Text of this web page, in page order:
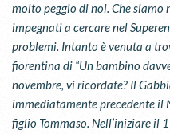
molto peggio di noi. Che
impegnati a cercare nel
problemi. Intanto è venuta a
fiorentina di “Un bambino
novembre, vi ricordate? Il
immediatamente precedente il
figlio Tommaso. Nell’iniziare il